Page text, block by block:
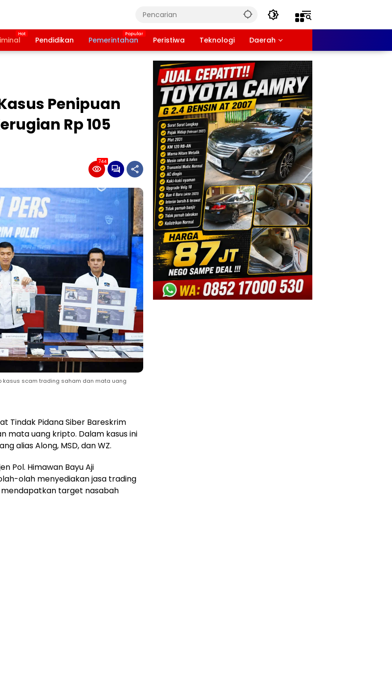
Pendidikan Pemerintahan Peristiwa Teknologi Daerah
Penipuan
Rp 105
744
kasus scam trading saham dan mata uang
Tindak Pidana Siber Bareskrim
mata uang kripto. Dalam kasus ini
alias Along, MSD, dan WZ.
Pol. Himawan Bayu Aji
olah menyediakan jasa trading
target nasabah